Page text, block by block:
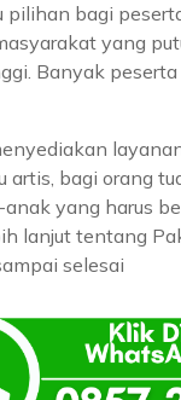
bagi
yang
Banyak
artis, bagi orang
yang harus
lanjut tentang
selesai